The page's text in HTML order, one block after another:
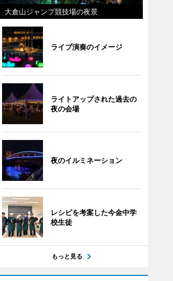
大倉山ジャンプ競技場の夜景
ライブ演奏のイメージ
ライトアップされた過去の
夜の会場
夜のイルミネーション
レシピを考案した今金中学
校生徒
もっと見る